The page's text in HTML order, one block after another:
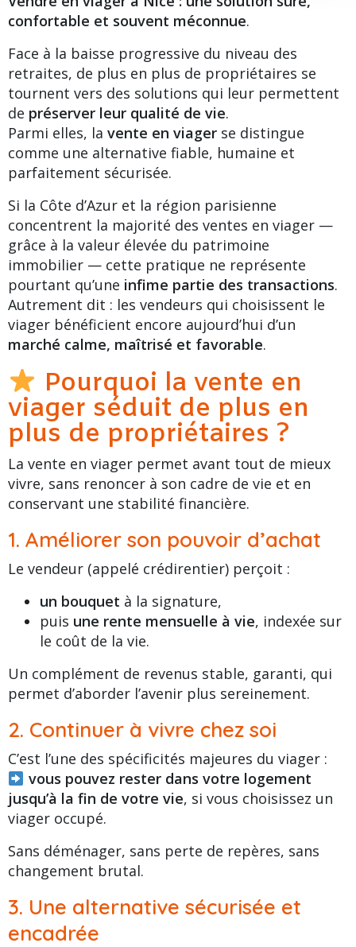
confortable et souvent méconnue.
Face à la baisse progressive du niveau des
retraites, de plus en plus de propriétaires se
tournent vers des solutions qui leur permettent
de préserver leur qualité de vie.
Parmi elles, la vente en viager se distingue
comme une alternative fiable, humaine et
parfaitement sécurisée.
Si la Côte d’Azur et la région parisienne
concentrent la majorité des ventes en viager —
grâce à la valeur élevée du patrimoine
immobilier — cette pratique ne représente
pourtant qu’une infime partie des transactions.
Autrement dit : les vendeurs qui choisissent le
viager bénéficient encore aujourd’hui d’un
marché calme, maîtrisé et favorable.
Pourquoi la vente en
viager séduit de plus en
plus de propriétaires ?
La vente en viager permet avant tout de mieux
vivre, sans renoncer à son cadre de vie et en
conservant une stabilité financière.
1. Améliorer son pouvoir d’achat
Le vendeur (appelé crédirentier) perçoit :
un bouquet à la signature,
puis une rente mensuelle à vie, indexée sur
le coût de la vie.
Un complément de revenus stable, garanti, qui
permet d’aborder l’avenir plus sereinement.
2. Continuer à vivre chez soi
C’est l’une des spécificités majeures du viager :
vous pouvez rester dans votre logement
jusqu’à la fin de votre vie, si vous choisissez un
viager occupé.
Sans déménager, sans perte de repères, sans
changement brutal.
3. Une alternative sécurisée et
encadrée